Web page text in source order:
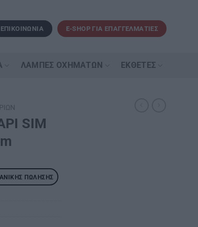
ΕΠΙΚΟΙΝΩΝΙΑ E-SHOP ΓΙΑ ΕΠΑΓΓΕΛΜΑΤΙΕΣ
ΛΆΜΠΕΣ ΟΧΗΜΆΤΩΝ ΕΚΘΈΤΕΣ
SΙΜ
ΠΏΛΗΣΗΣ